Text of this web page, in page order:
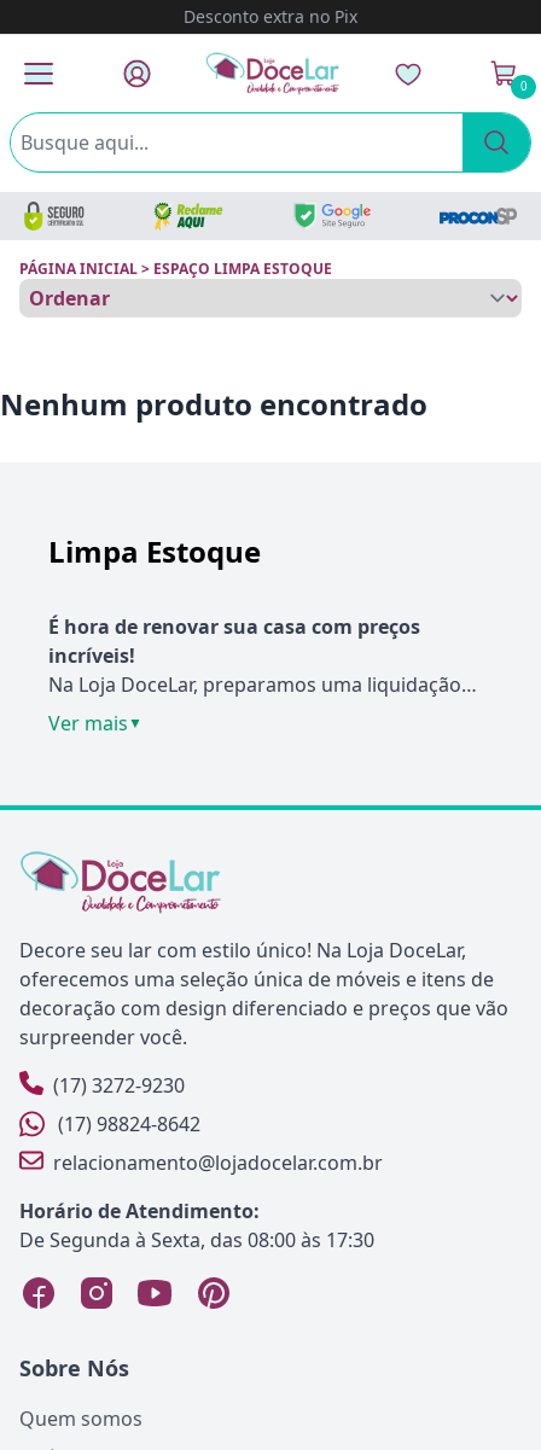
Desconto extra no Pix
0
PÁGINA INICIAL> ESPAÇO LIMPA ESTOQUE
Nenhum produto encontrado
Limpa Estoque
É hora de renovar sua casa com preços
incríveis!
Na Loja DoceLar, preparamos uma liquidação
imperdível para você. São móveis de alta
oportunidade?
Descontos incríveis:
cozinhas, mesas, cadeiras e muito mais com
Qualidade garantida:
são fabricados com materiais de alta qualidade
e possuem garantia.
Últimas peças:Corra e garanta já o seu antes
que acabe!
relâmpago!
Ver mais▼
Decore seu lar com estilo único! Na Loja DoceLar,
oferecemos uma seleção única de móveis e itens de
decoração com design diferenciado e preços que vão
surpreender você.
(17) 3272-9230
(17) 98824-8642
relacionamento@lojadocelar.com.br
Horário de Atendimento:
De Segunda à Sexta, das 08:00 às 17:30
Sobre Nós
Quem somos